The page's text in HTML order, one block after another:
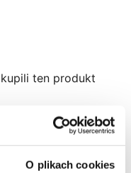
O plikach cookies
ten produkt